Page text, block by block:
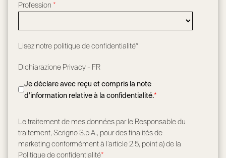
Profession *
Lisez notre politique de confidentialité*
Dichiarazione Privacy - FR
Je déclare avec reçu et compris la note
d’information relative à la confidentialité.*
Le traitement de mes données par le Responsable du
traitement, Scrigno S.p.A., pour des finalités de
marketing conformément à l’article 2.5, point a) de la
Politique de confidentialité*